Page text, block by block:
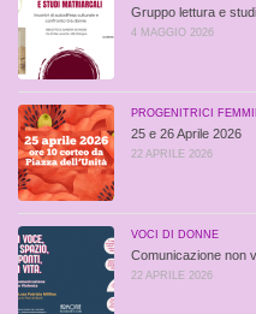
Gruppo lettura e
4 MAGGIO 2026
PROGENITRICI
25 e 26 Aprile 2026
22 APRILE 2026
VOCI DI DONNE
Comunicazione non
22 APRILE 2026